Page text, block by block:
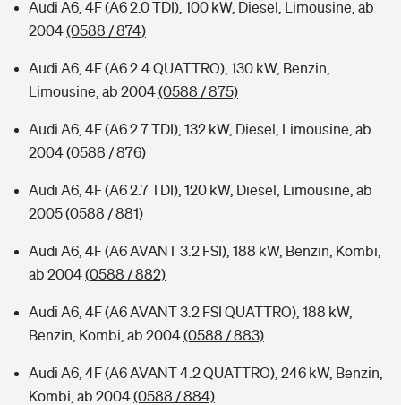
Audi A6, 4F (A6 2.0 TDI), 100 kW, Diesel, Limousine, ab
2004(0588 / 874)
Audi A6, 4F (A6 2.4 QUATTRO), 130 kW, Benzin,
Limousine, ab 2004(0588 / 875)
Audi A6, 4F (A6 2.7 TDI), 132 kW, Diesel, Limousine, ab
2004(0588 / 876)
Audi A6, 4F (A6 2.7 TDI), 120 kW, Diesel, Limousine, ab
2005(0588 / 881)
Audi A6, 4F (A6 AVANT 3.2 FSI), 188 kW, Benzin, Kombi,
ab 2004(0588 / 882)
Audi A6, 4F (A6 AVANT 3.2 FSI QUATTRO), 188 kW,
Benzin, Kombi, ab 2004(0588 / 883)
Audi A6, 4F (A6 AVANT 4.2 QUATTRO), 246 kW, Benzin,
Kombi, ab 2004(0588 / 884)